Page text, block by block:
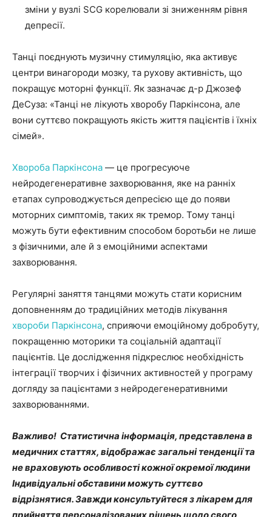
зміни у вузлі SCG корелювали зі зниженням рівня
депресії.
Танці поєднують музичну стимуляцію, яка активує
центри винагороди мозку, та рухову активність, що
покращує моторні функції. Як зазначає д-р Джозеф
ДеСуза: «Танці не лікують хворобу Паркінсона, але
вони суттєво покращують якість життя пацієнтів і їхніх
сімей».
Хвороба Паркінсона — це прогресуюче
нейродегенеративне захворювання, яке на ранніх
етапах супроводжується депресією ще до появи
моторних симптомів, таких як тремор. Тому танці
можуть бути ефективним способом боротьби не лише
з фізичними, але й з емоційними аспектами
захворювання.
Регулярні заняття танцями можуть стати корисним
доповненням до традиційних методів лікування
хвороби Паркінсона, сприяючи емоційному добробуту,
покращенню моторики та соціальній адаптації
пацієнтів. Це дослідження підкреслює необхідність
інтеграції творчих і фізичних активностей у програму
догляду за пацієнтами з нейродегенеративними
захворюваннями.
Важливо! Статистична інформація, представлена в
медичних статтях, відображає загальні тенденції та
не враховують особливості кожної окремої людини
Індивідуальні обставини можуть суттєво
відрізнятися. Завжди консультуйтеся з лікарем для